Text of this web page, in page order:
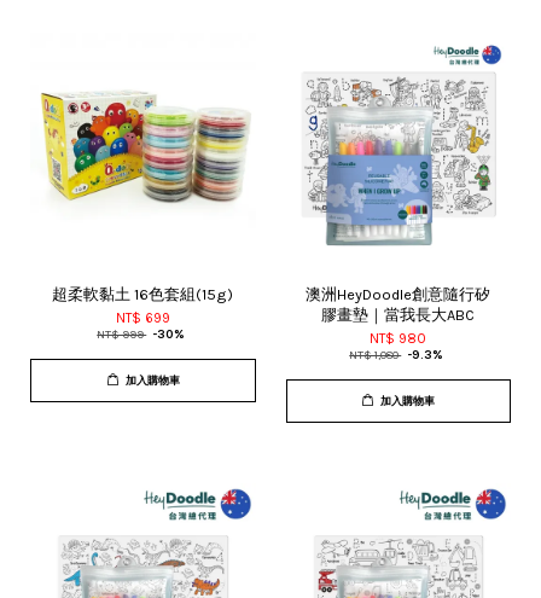
超柔軟黏土 16色套組(15g)
NT$ 699
NT$ 999 -30%
加入購物車
澳洲HeyDoodle創意隨行矽
膠畫墊｜當我長大ABC
NT$ 980
NT$ 1,080 -9.3%
加入購物車